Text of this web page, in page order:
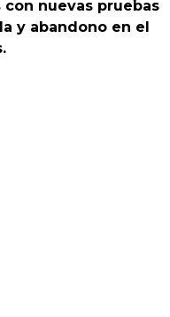
nuevas pruebas
y abandono en el